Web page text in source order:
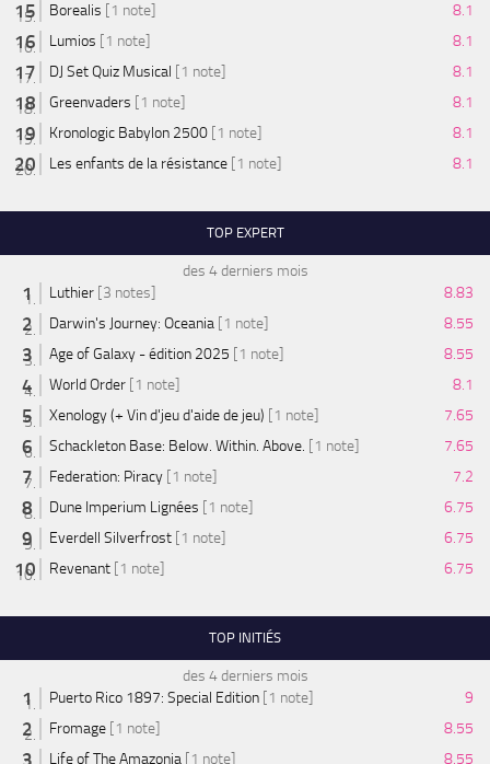
Borealis [1 note]
8.1
Lumios [1 note]
8.1
DJ Set Quiz Musical [1 note]
8.1
Greenvaders [1 note]
8.1
Kronologic Babylon 2500 [1 note]
8.1
Les enfants de la résistance [1 note] 8.1
TOP EXPERT
des 4 derniers mois
Luthier [3 notes]
8.83
Darwin's Journey: Oceania [1 note]
8.55
Age of Galaxy - édition 2025 [1 note]
8.55
World Order [1 note]
8.1
Xenology (+ Vin d'jeu d'aide de jeu) [1 note]
7.65
Schackleton Base: Below. Within. Above. [1 note]
7.65
Federation: Piracy [1 note]
7.2
Dune Imperium Lignées [1 note]
6.75
Everdell Silverfrost [1 note]
6.75
Revenant [1 note] 6.75
TOP INITIÉS
des 4 derniers mois
Puerto Rico 1897: Special Edition [1 note]
9
Fromage [1 note]
8.55
Life of The Amazonia [1 note] 8.55